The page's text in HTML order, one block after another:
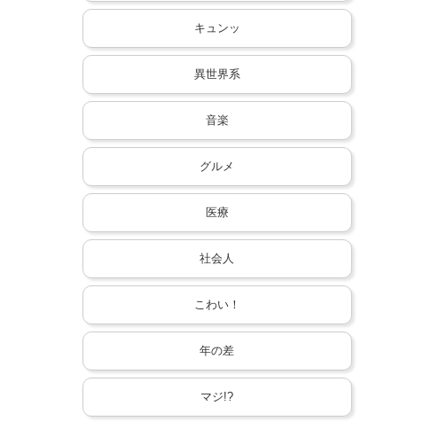
キュンッ
異世界系
音楽
グルメ
医療
社会人
こわい！
年の差
マジ!?